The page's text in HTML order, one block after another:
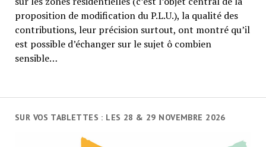
SUR VOS TABLETTES : LES 28 & 29 NOVEMBRE 2026
proposition de modification du P.L.U.), la qualité des
contributions, leur précision surtout, ont montré qu’il
est possible d’échanger sur le sujet ô combien
sensible…